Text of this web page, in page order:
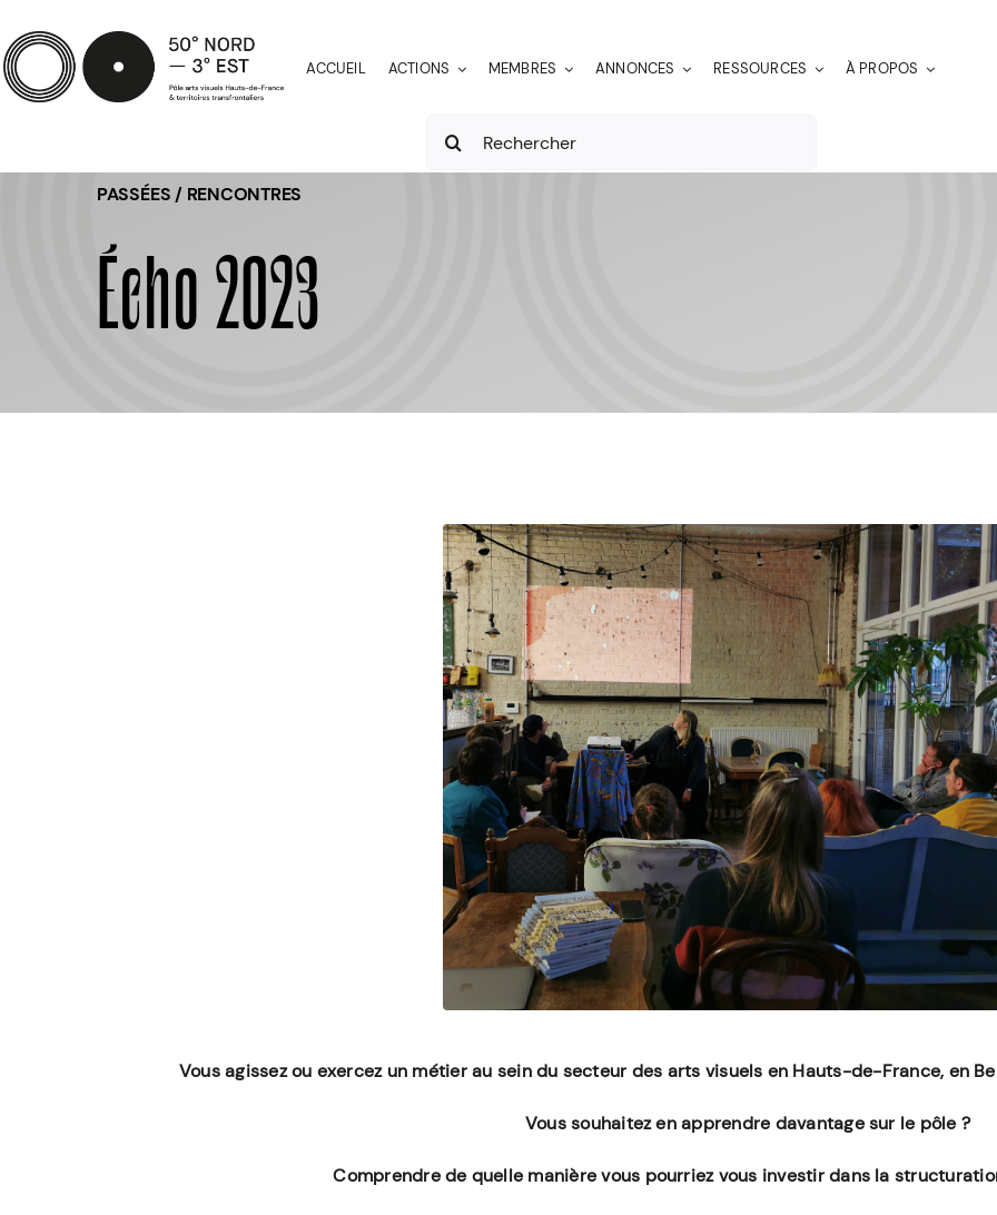
au
contenu
ACCUEIL ACTIONS MEMBRES ANNONCES RESSOURCES À PROPOS
PASSÉES / RENCONTRES
Écho 2023
Vous agissez ou exercez un métier au sein du secteur des arts visuels en Hauts-de-France, en
Vous souhaitez en apprendre davantage sur le pôle ?
Comprendre de quelle manière vous pourriez vous investir dans la